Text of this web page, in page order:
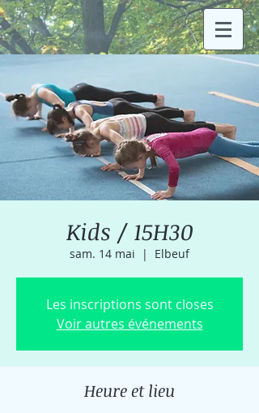
Kids / 15H30
sam. 14 mai
  |
Elbeuf
Les inscriptions sont closes
Voir autres événements
Heure et lieu